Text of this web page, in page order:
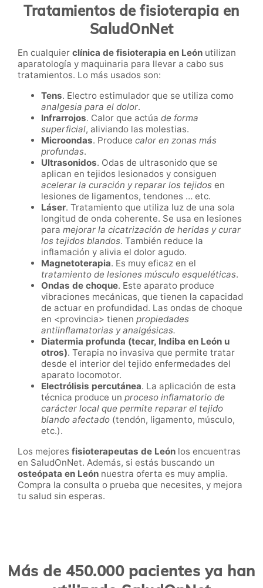
Tratamientos de fisioterapia en
SaludOnNet
En cualquier clínica de fisioterapia en León utilizan
aparatología y maquinaria para llevar a cabo sus
tratamientos. Lo más usados son:
Tens. Electro estimulador que se utiliza como
analgesia para el dolor.
Infrarrojos. Calor que actúa de forma
superficial, aliviando las molestias.
Microondas. Produce calor en zonas más
profundas.
Ultrasonidos. Odas de ultrasonido que se
aplican en tejidos lesionados y consiguen
acelerar la curación y reparar los tejidos en
lesiones de ligamentos, tendones … etc.
Láser. Tratamiento que utiliza luz de una sola
longitud de onda coherente. Se usa en lesiones
para mejorar la cicatrización de heridas y curar
los tejidos blandos. También reduce la
inflamación y alivia el dolor agudo.
Magnetoterapia. Es muy eficaz en el
tratamiento de lesiones músculo esqueléticas.
Ondas de choque. Este aparato produce
vibraciones mecánicas, que tienen la capacidad
de actuar en profundidad. Las ondas de choque
en <provincia> tienen propiedades
antiinflamatorias y analgésicas.
Diatermia profunda (tecar, Indiba en León u
otros). Terapia no invasiva que permite tratar
desde el interior del tejido enfermedades del
aparato locomotor.
Electrólisis percutánea. La aplicación de esta
técnica produce un proceso inflamatorio de
carácter local que permite reparar el tejido
blando afectado (tendón, ligamento, músculo,
etc.).
Los mejores fisioterapeutas de León los encuentras
en SaludOnNet. Además, si estás buscando un
osteópata en León nuestra oferta es muy amplia.
Compra la consulta o prueba que necesites, y mejora
tu salud sin esperas.
Más de 450.000 pacientes ya han